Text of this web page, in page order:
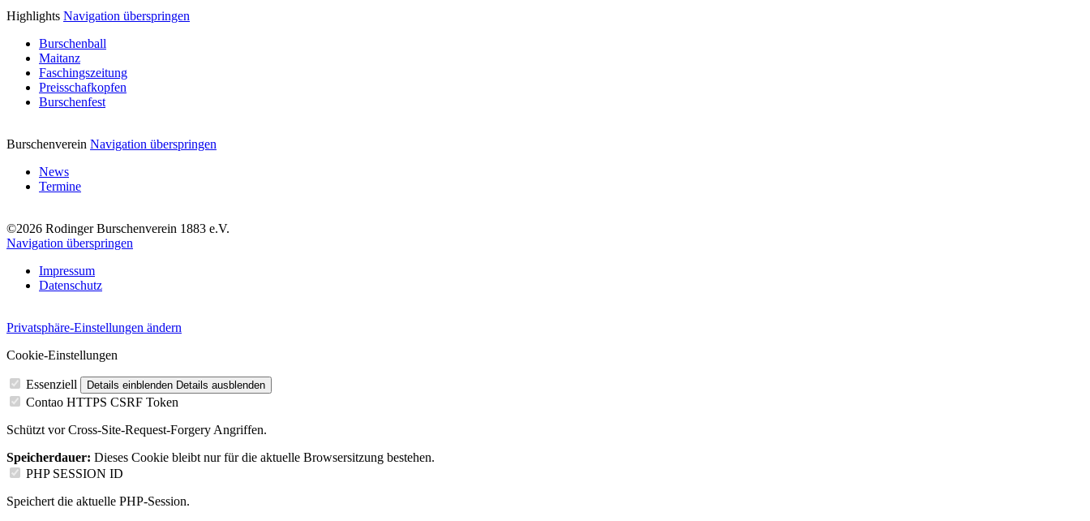
Highlights Navigation überspringen
Burschenball
Maitanz
Faschingszeitung
Preisschafkopfen
Burschenfest
Burschenverein Navigation überspringen
News
Termine
©2026 Rodinger Burschenverein 1883 e.V.
Navigation überspringen
Impressum
Datenschutz
Privatsphäre-Einstellungen ändern
Cookie-Einstellungen
Essenziell Details einblenden Details ausblenden
Contao HTTPS CSRF Token
Schützt vor Cross-Site-Request-Forgery Angriffen.
Speicherdauer: Dieses Cookie bleibt nur für die aktuelle Browsersitzung bestehen.
PHP SESSION ID
Speichert die aktuelle PHP-Session.